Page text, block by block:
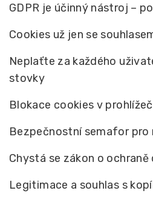
GDPR je účinný nástroj –
Cookies už jen se
Neplaťte za každého
stovky
Blokace cookies v
Bezpečnostní semafor pro
Chystá se zákon o
Legitimace a souhlas s